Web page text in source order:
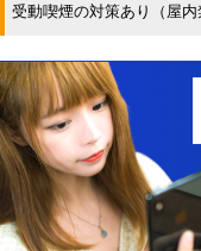
受動喫煙の対策あり（屋